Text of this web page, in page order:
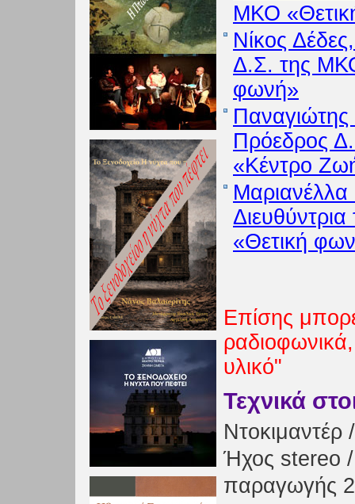
ΜΚΟ
Νίκος
Δ.Σ. της
φωνή»
Πρόεδρος
«Κέντρο
«Θετική
Επίσης
υλικό"
Τεχνικά
Ήχος stereo
παραγωγής